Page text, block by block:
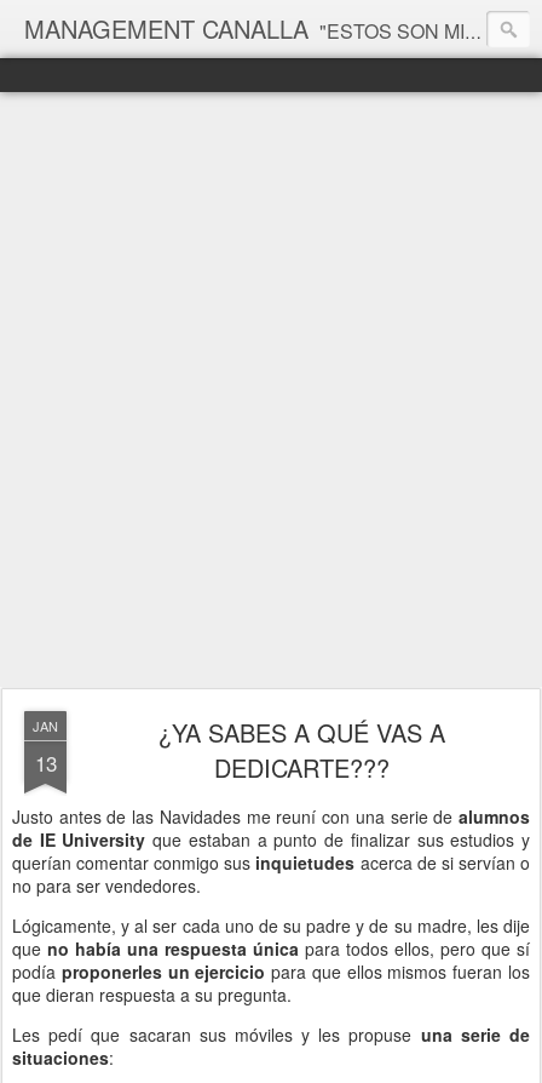
MANAGEMENT CANALLA "ESTOS SON MIS PRINCIPIOS, SI NO LE GUSTAN, TENGO OTROS" Groucho Marx
JAN
13
¿YA SABES A QUÉ VAS A
DEDICARTE???
Justo antes de las Navidades me reuní con una serie de alumnos
de IE Universityque estaban a punto de finalizar sus estudios y
querían comentar conmigo sus inquietudes acerca de si servían o
no para ser vendedores.
Lógicamente, y al ser cada uno de su padre y de su madre, les dije
que no había una respuesta única para todos ellos, pero que sí
podía proponerles un ejercicio para que ellos mismos fueran los
que dieran respuesta a su pregunta.
Les pedí que sacaran sus móviles y les propuse una serie de
situaciones: